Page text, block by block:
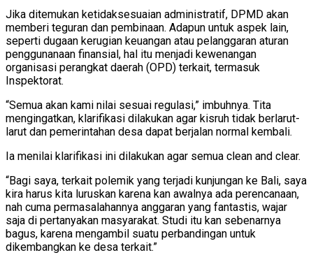
Jika ditemukan ketidaksesuaian administratif, DPMD akan
memberi teguran dan pembinaan. Adapun untuk aspek lain,
seperti dugaan kerugian keuangan atau pelanggaran aturan
penggunanaan finansial, hal itu menjadi kewenangan
organisasi perangkat daerah (OPD) terkait, termasuk
Inspektorat.
“Semua akan kami nilai sesuai regulasi,” imbuhnya. Tita
mengingatkan, klarifikasi dilakukan agar kisruh tidak berlarut-
larut dan pemerintahan desa dapat berjalan normal kembali.
Ia menilai klarifikasi ini dilakukan agar semua clean and clear.
“Bagi saya, terkait polemik yang terjadi kunjungan ke Bali, saya
kira harus kita luruskan karena kan awalnya ada perencanaan,
nah cuma permasalahannya anggaran yang fantastis, wajar
saja di pertanyakan masyarakat. Studi itu kan sebenarnya
bagus, karena mengambil suatu perbandingan untuk
dikembangkan ke desa terkait.”